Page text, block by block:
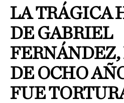
LA TRÁGICA
DE GABRIEL
DE OCHO
FUE